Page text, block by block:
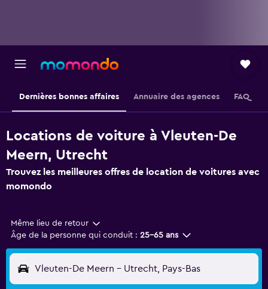
Dernières bonnes affaires Annuaire des agences FAQ
Locations de voiture à Vleuten-De
Meern, Utrecht
Trouvez les meilleures offres de location de voitures avec
momondo
Même lieu de retour
Âge de la personne qui conduit : 25-65 ans
Vleuten-De Meern - Utrecht, Pays-Bas